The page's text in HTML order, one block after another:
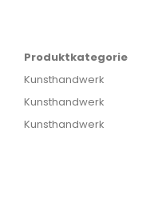
Produktkategorie
Kunsthandwerk
Kunsthandwerk
Kunsthandwerk